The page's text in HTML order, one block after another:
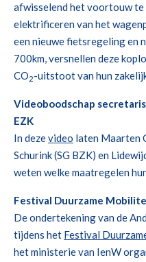
afwisselend het voortouw te
elektrificeren van het
een nieuwe fietsregeling en
700km, versnellen deze
CO2-uitstoot van hun
Videoboodschap
EZK
In dezevideo laten Maarten
Schurink (SG BZK) en
weten welke maatregelen
Festival Duurzame
De ondertekening van de
tijdens het Festival
het ministerie van IenW